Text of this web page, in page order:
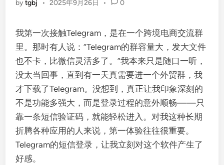
bytgbj • 2025年9月26日 • 0
我第一次接触Telegram，是在一个跨境电商交流群
里。那时有人说：“Telegram的群容量大，发大文件
也不卡，比微信灵活多了。”我本来只是随口一听，
没太当回事，直到有一天真需要进一个外贸群，我
才下载了Telegram。没想到，真正让我印象深刻的
不是功能多强大，而是登录过程的意外顺畅——只
靠一条短信验证码，就能轻松进入。对我这种长期
折腾各种应用的人来说，第一体验往往很重要。
Telegram的短信登录，让我立刻对这个软件产生了
好感。